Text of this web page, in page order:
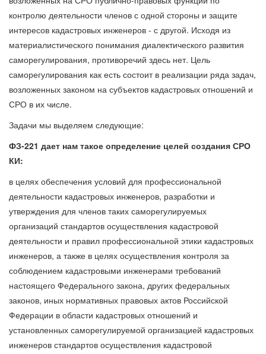
контролю деятельности членов с одной стороны и защите
интересов кадастровых инженеров - с другой. Исходя из
материалистического понимания диалектического развития
саморегулирования, противоречий здесь нет. Цель
саморегулирования как есть состоит в реализации ряда задач,
возложенных законом на субъектов кадастровых отношений и
СРО в их числе.
Задачи мы выделяем следующие:
ФЗ-221 дает нам такое определение целей создания СРО
КИ:
в целях обеспечения условий для профессиональной
деятельности кадастровых инженеров, разработки и
утверждения для членов таких саморегулируемых
организаций стандартов осуществления кадастровой
деятельности и правил профессиональной этики кадастровых
инженеров, а также в целях осуществления контроля за
соблюдением кадастровыми инженерами требований
настоящего Федерального закона, других федеральных
законов, иных нормативных правовых актов Российской
Федерации в области кадастровых отношений и
установленных саморегулируемой организацией кадастровых
инженеров стандартов осуществления кадастровой